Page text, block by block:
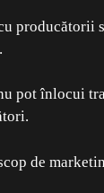
producătorii
pot înlocui
de